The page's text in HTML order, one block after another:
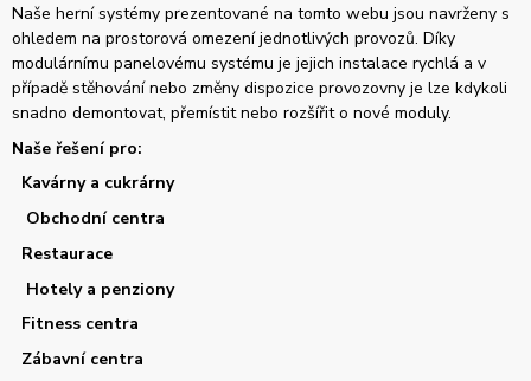
Naše herní systémy prezentované na tomto webu jsou navrženy s
ohledem na prostorová omezení jednotlivých provozů. Díky
modulárnímu panelovému systému je jejich instalace rychlá a v
případě stěhování nebo změny dispozice provozovny je lze kdykoli
snadno demontovat, přemístit nebo rozšířit o nové moduly.
Naše řešení pro:
Kavárny a cukrárny
Obchodní centra
Restaurace
Hotely a penziony
Fitness centra
Zábavní centra